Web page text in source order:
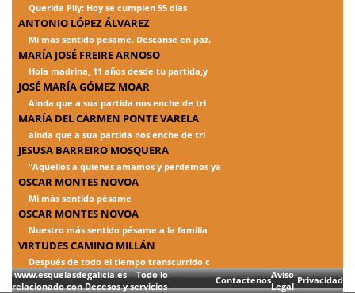
Querida Pily: Hoy se cumplen 55 días
ANTONIO LÓPEZ ÁLVAREZ
Mi mas sentido pesame. Descanse en paz.
MARÍA JOSÉ FREIRE ARNOSO
Hola madrina, 11 años desde tu partida,y
JOSÉ MARÍA GÓMEZ MOAR
Ainda que a sua partida nos enche de tri
MARÍA DEL CARMEN PONTE VARELA
ainda que a sua partida nos enche de tri
JESUSA BARREIRO MOSQUERA
"Aquellos a quienes amamos y perdemos ya
OSCAR MONTES NOVOA
Mi más sentido pésame
OSCAR MONTES NOVOA
Nuestro más sentido pésame a la familia
VIRTUDES CAMINO MILLÁN
Después de todo el tiempo transcurrido c
www.esquelasdegalicia.es Todo lo
relacionado con Decesos y servicios
ContactenosAviso
Legal
Privacidad